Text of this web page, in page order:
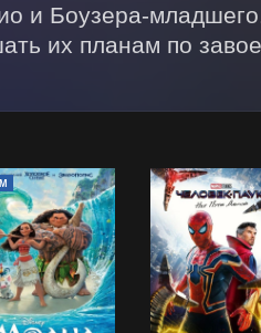
и Боузера-
их планам по